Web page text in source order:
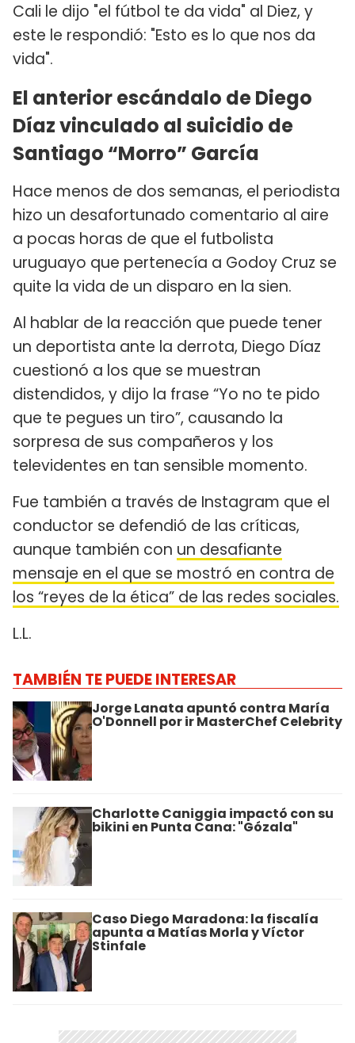
Cali le dijo "el fútbol te da vida" al Diez, y
este le respondió: "Esto es lo que nos da
vida".
El anterior escándalo de Diego
Díaz vinculado al suicidio de
Santiago “Morro” García
Hace menos de dos semanas, el periodista
hizo un desafortunado comentario al aire
a pocas horas de que el futbolista
uruguayo que pertenecía a Godoy Cruz se
quite la vida de un disparo en la sien.
Al hablar de la reacción que puede tener
un deportista ante la derrota, Diego Díaz
cuestionó a los que se muestran
distendidos, y dijo la frase “Yo no te pido
que te pegues un tiro”, causando la
sorpresa de sus compañeros y los
televidentes en tan sensible momento.
Fue también a través de Instagram que el
conductor se defendió de las críticas,
aunque también con un desafiante
mensaje en el que se mostró en contra de
los “reyes de la ética” de las redes sociales.
L.L.
TAMBIÉN TE PUEDE INTERESAR
Jorge Lanata apuntó contra María
O'Donnell por ir MasterChef Celebrity
Charlotte Caniggia impactó con su
bikini en Punta Cana: "Gózala"
Caso Diego Maradona: la fiscalía
apunta a Matías Morla y Víctor
Stinfale